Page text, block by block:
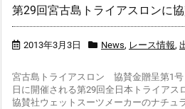
第29回宮古島トライアスロンに
2013年3月3日 News, レース情報,
宮古島トライアスロン 協賛金贈呈第1
日に開催される第29回全日本トライアス
協賛社ウェットスーツメーカーのナチュ